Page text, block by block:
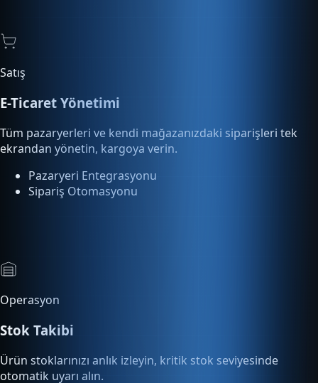
E-Ticaret Yönetimi
Tüm pazaryerleri ve kendi mağazanızdaki siparişleri tek
ekrandan yönetin, kargoya verin.
Pazaryeri Entegrasyonu
Sipariş Otomasyonu
Stok Takibi
Ürün stoklarınızı anlık izleyin, kritik stok seviyesinde
otomatik uyarı alın.
Anlık Stok Bildirimleri
Depo Konum Takibi